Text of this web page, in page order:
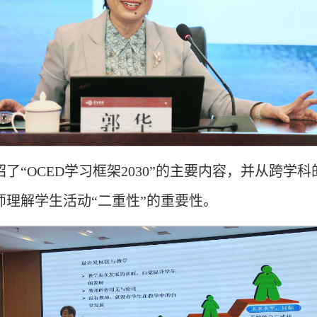
“OCED学习框架2030”的主要内容，并从跨学
解学生活动“二重性”的重要性。